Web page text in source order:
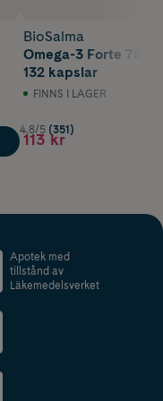
BioSalma
Omega-3 Forte 70%
132 kapslar
FINNS I LAGER
4.8/5 (351)
113 kr
Apotek med
tillstånd av
Läkemedelsverket